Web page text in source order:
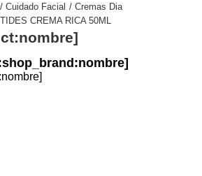
Cuidado Facial
Cremas Dia
CREMA RICA 50ML